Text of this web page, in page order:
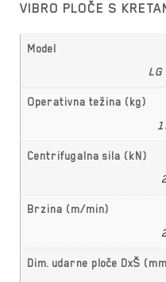
VIBRO PLOČE S
Model
Operativna težina (kg)
Centrifugalna sila (kN)
Brzina (m/min)
Dim. udarne ploče DxŠ